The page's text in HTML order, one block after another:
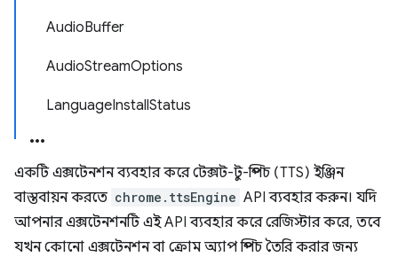
AudioBuffer
AudioStreamOptions
LanguageInstallStatus
একটি এক্সটেনশন ব্যবহার করে টেক্সট-টু-স্পিচ (TTS) ইঞ্জিন
বাস্তবায়ন করতে chrome.ttsEngine API ব্যবহার করুন। যদি
আপনার এক্সটেনশনটি এই API ব্যবহার করে রেজিস্টার করে, তবে
যখন কোনো এক্সটেনশন বা ক্রোম অ্যাপ স্পিচ তৈরি করার জন্য